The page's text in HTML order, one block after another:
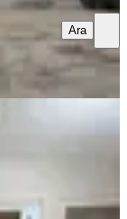
Ara
Daire
M2 2 Katlı
Mahallesi